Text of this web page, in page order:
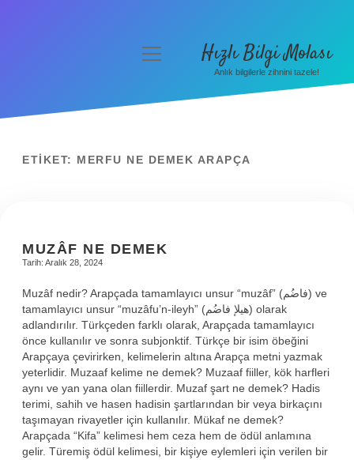
Yasal Uyarı
menüyü
aç
Hızlı Bilgi Molası
Anlık bilgilerle zihnini tazele!
ETIKET: MERFU NE DEMEK ARAPÇA
MUZÂF NE DEMEK
Tarih: Aralık 28, 2024
Muzâf nedir? Arapçada tamamlayıcı unsur “muzâf” (فاضُم) ve
tamamlayıcı unsur “muzâfu’n-ileyh” (هيلإ فاضُم) olarak
adlandırılır. Türkçeden farklı olarak, Arapçada tamamlayıcı
önce kullanılır ve sonra subjonktif. Türkçe bir isim öbeğini
Arapçaya çevirirken, kelimelerin altına Arapça metni yazmak
yeterlidir. Muzaaf kelime ne demek? Muzaaf fiiller, kök harfleri
aynı ve yan yana olan fiillerdir. Muzaf şart ne demek? Hadis
terimi, sahih ve hasen hadisin şartlarından bir veya birkaçını
taşımayan rivayetler için kullanılır. Mükaf ne demek?
Arapçada “Kifa” kelimesi hem ceza hem de ödül anlamına
gelir. Türemiş ödül kelimesi, bir kişiye eylemleri için verilen bir